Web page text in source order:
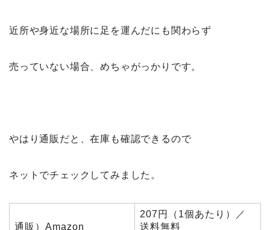
近所や身近な場所に足を運んだにも関わらず
売っていない場合、めちゃがっかりです。
やはり通販だと、在庫も確認できるので
ネットでチェックしてみました。
通販）Amazon
207円（1個あたり）／
送料無料